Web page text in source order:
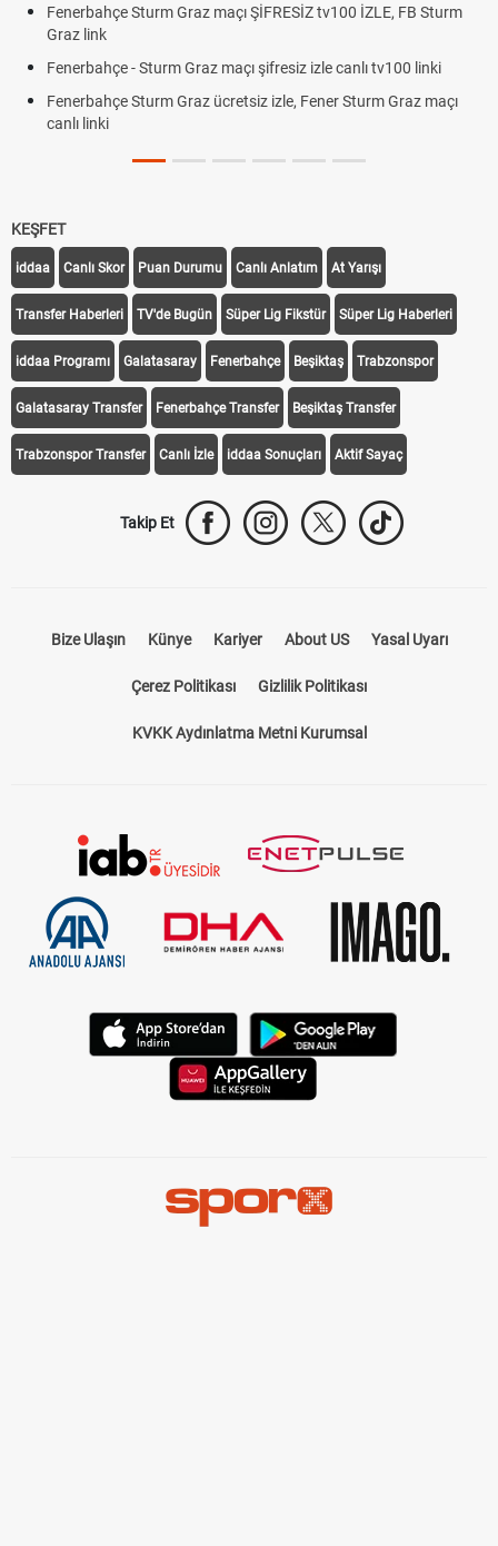
Fenerbahçe Sturm Graz maçı ŞİFRESİZ tv100 İZLE, FB Sturm
Graz link
Fenerbahçe - Sturm Graz maçı şifresiz izle canlı tv100 linki
Fenerbahçe Sturm Graz ücretsiz izle, Fener Sturm Graz maçı
canlı linki
KEŞFET
iddaa Canlı Skor Puan Durumu Canlı Anlatım At Yarışı
Transfer Haberleri TV'de Bugün Süper Lig Fikstür Süper Lig Haberleri
iddaa Programı Galatasaray Fenerbahçe Beşiktaş Trabzonspor
Galatasaray Transfer Fenerbahçe Transfer Beşiktaş Transfer
Canlı İzle iddaa Sonuçları Aktif Sayaç
Künye Kariyer About US
Çerez Politikası Gizlilik Politikası